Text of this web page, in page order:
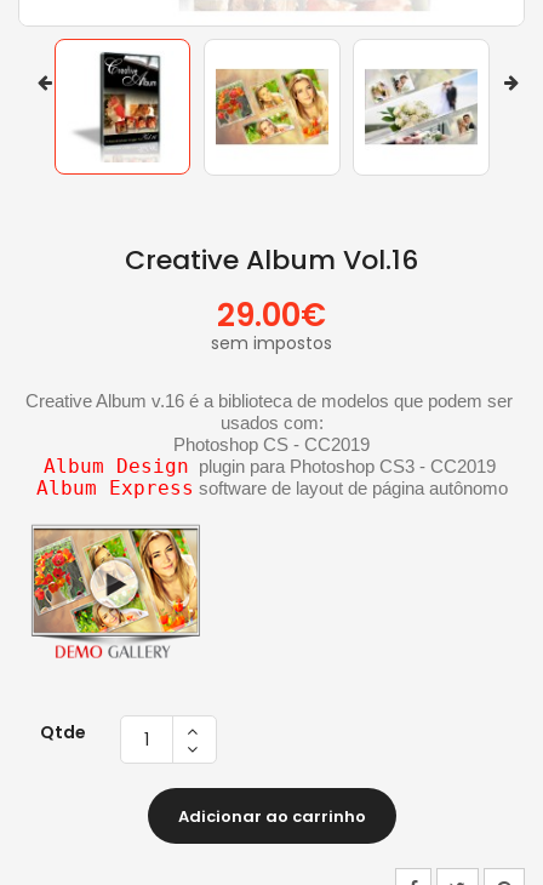
Creative Album Vol.16
29.00€
sem impostos
Creative Album v.16 é a biblioteca de modelos que podem ser
usados com:
Photoshop CS - CC2019
Album Design
  plugin para Photoshop CS3 - CC2019
Album Express software de layout de página autônomo
Qtde
Adicionar ao carrinho